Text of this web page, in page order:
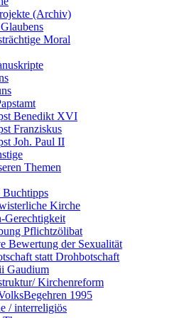
(Archiv)
Moral
Benedikt XVI
Franziskus
Joh. Paul II
Themen
Kirche
Gerechtigkeit
Pflichtzölibat
Bewertung der Sexualität
statt Drohbotschaft
Gaudium
Kirchenreform
1995
/ interreligiös